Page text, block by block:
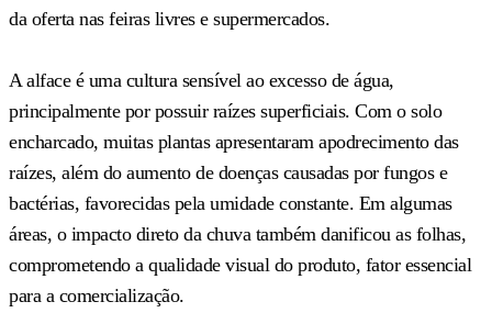
da oferta nas feiras livres e supermercados.
A alface é uma cultura sensível ao excesso de água,
principalmente por possuir raízes superficiais. Com o solo
encharcado, muitas plantas apresentaram apodrecimento das
raízes, além do aumento de doenças causadas por fungos e
bactérias, favorecidas pela umidade constante. Em algumas
áreas, o impacto direto da chuva também danificou as folhas,
comprometendo a qualidade visual do produto, fator essencial
para a comercialização.